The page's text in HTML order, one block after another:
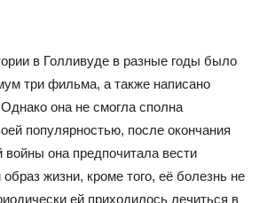
в Голливуде в разные годы было
три фильма, а также написано
Однако она не смогла сполна
популярностью, после окончания
войны она предпочитала вести
образ жизни, кроме того, её болезнь не
ей приходилось лечиться в